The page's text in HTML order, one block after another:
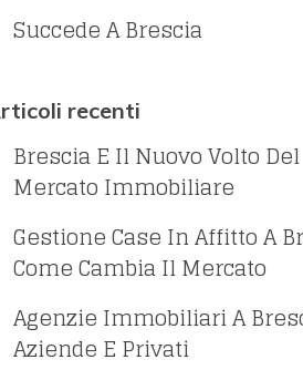
Succede A Brescia
recenti
Brescia E Il Nuovo Volto Del
Mercato Immobiliare
Gestione Case In Affitto A
Come Cambia Il Mercato
Agenzie Immobiliari A
Aziende E Privati